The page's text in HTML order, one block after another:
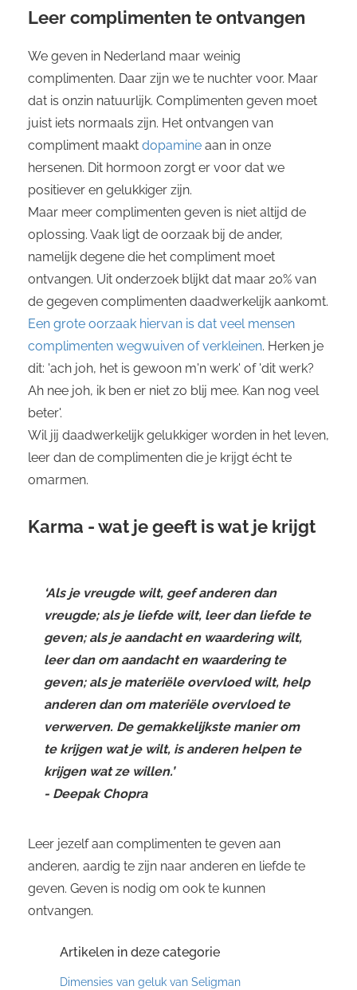
Leer complimenten te ontvangen
We geven in Nederland maar weinig
complimenten. Daar zijn we te nuchter voor. Maar
dat is onzin natuurlijk. Complimenten geven moet
juist iets normaals zijn. Het ontvangen van
compliment maakt dopamine aan in onze
hersenen. Dit hormoon zorgt er voor dat we
positiever en gelukkiger zijn.
Maar meer complimenten geven is niet altijd de
oplossing. Vaak ligt de oorzaak bij de ander,
namelijk degene die het compliment moet
ontvangen. Uit onderzoek blijkt dat maar 20% van
de gegeven complimenten daadwerkelijk aankomt.
Een grote oorzaak hiervan is dat veel mensen
complimenten wegwuiven of verkleinen. Herken je
dit: 'ach joh, het is gewoon m'n werk' of 'dit werk?
Ah nee joh, ik ben er niet zo blij mee. Kan nog veel
beter'.
Wil jij daadwerkelijk gelukkiger worden in het leven,
leer dan de complimenten die je krijgt écht te
omarmen.
Karma - wat je geeft is wat je krijgt
‘Als je vreugde wilt, geef anderen dan
vreugde; als je liefde wilt, leer dan liefde te
geven; als je aandacht en waardering wilt,
leer dan om aandacht en waardering te
geven; als je materiële overvloed wilt, help
anderen dan om materiële overvloed te
verwerven. De gemakkelijkste manier om
te krijgen wat je wilt, is anderen helpen te
krijgen wat ze willen.’
- Deepak Chopra
Leer jezelf aan complimenten te geven aan
anderen, aardig te zijn naar anderen en liefde te
geven. Geven is nodig om ook te kunnen
ontvangen.
Artikelen in deze categorie
Dimensies van geluk van Seligman